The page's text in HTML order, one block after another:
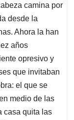
camina por
desde la
Ahora la han
años
opresivo y
que invitaban
el que se
medio de las
casa quita las